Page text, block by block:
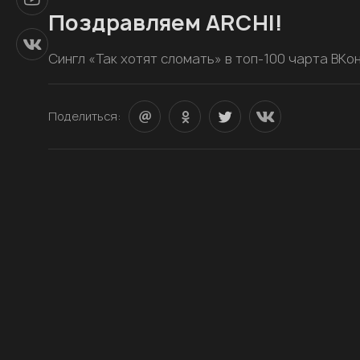
Поздравляем ARCHI!
Сингл «Так хотят сломать» в топ-100 чарта
Поделиться: